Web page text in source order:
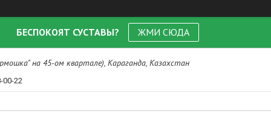
БЕСПОКОЯТ СУСТАВЫ? ЖМИ СЮДА
на 45-ом квартале), Караганда, Казахстан
00-22